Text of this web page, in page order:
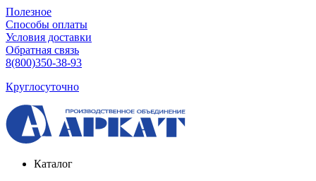
Полезное
Способы оплаты
Условия доставки
Обратная связь
8(800)350-38-93
Круглосуточно
Каталог